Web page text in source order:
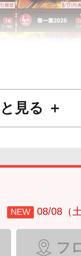
見る ＋
NEW 08/08（
フ